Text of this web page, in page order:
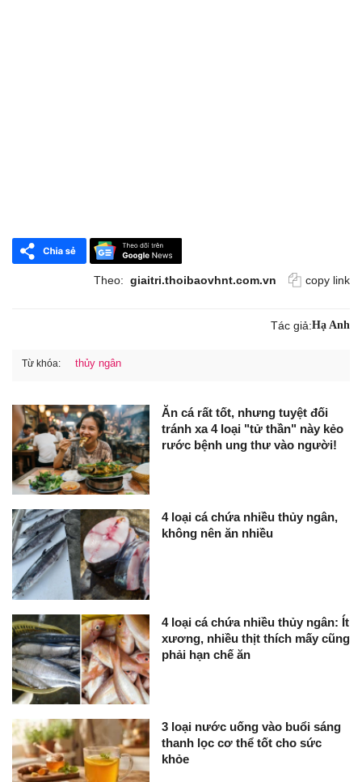
Theo: giaitri.thoibaovhnt.com.vn copy link
Tác giả:Hạ Anh
Từ khóa: thủy ngân
Ăn cá rất tốt, nhưng tuyệt đối
tránh xa 4 loại "tử thần" này kẻo
rước bệnh ung thư vào người!
4 loại cá chứa nhiều thủy ngân,
không nên ăn nhiều
4 loại cá chứa nhiều thủy ngân: Ít
xương, nhiều thịt thích mấy cũng
phải hạn chế ăn
3 loại nước uống vào buổi sáng
thanh lọc cơ thể tốt cho sức
khỏe